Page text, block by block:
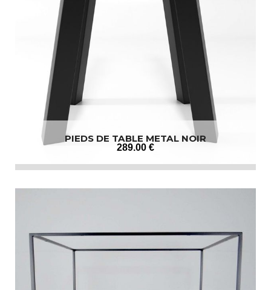
PIEDS DE TABLE METAL NOIR
289.00 €